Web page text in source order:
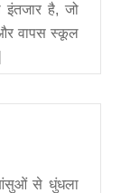
इंतजार है, जो
वापस स्कूल
से धुंधला